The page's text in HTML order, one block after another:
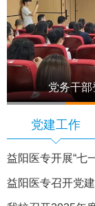
党务干部
党建工作
益阳医专开展“七
益阳医专召开党